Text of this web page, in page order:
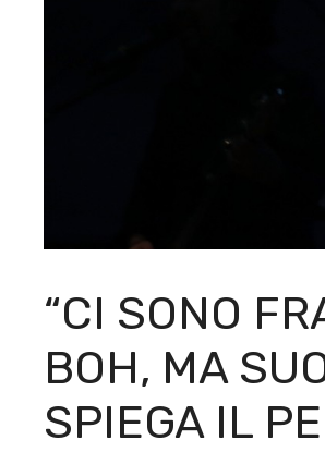
“CI SONO
BOH, MA
SPIEGA IL